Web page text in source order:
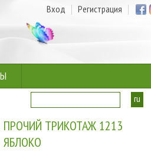
Вход Регистрация
ru
ПРОЧИЙ ТРИКОТАЖ 1213
ЯБЛОКО